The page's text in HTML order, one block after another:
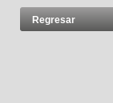
Regresar